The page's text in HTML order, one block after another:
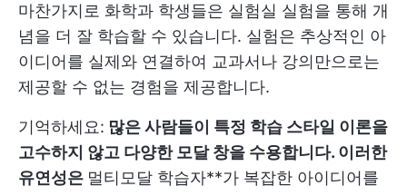
마찬가지로 화학과 학생들은 실험실 실험을 통해 개
념을 더 잘 학습할 수 있습니다. 실험은 추상적인 아
이디어를 실제와 연결하여 교과서나 강의만으로는
제공할 수 없는 경험을 제공합니다.
기억하세요: 많은 사람들이 특정 학습 스타일 이론을
고수하지 않고 다양한 모달 창을 수용합니다. 이러한
유연성은 멀티모달 학습자**가 복잡한 아이디어를